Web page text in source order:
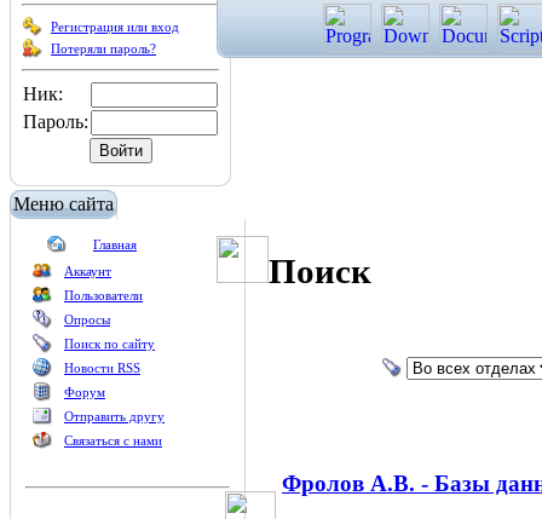
Регистрация или вход
Потеряли пароль?
Ник:
Пароль:
Меню сайта
Главная
Аккаунт
Пользователи
Опросы
Поиск по сайту
Новости RSS
Форум
Отправить другу
Связаться с нами
Поиск
Фролов А.В. - Базы